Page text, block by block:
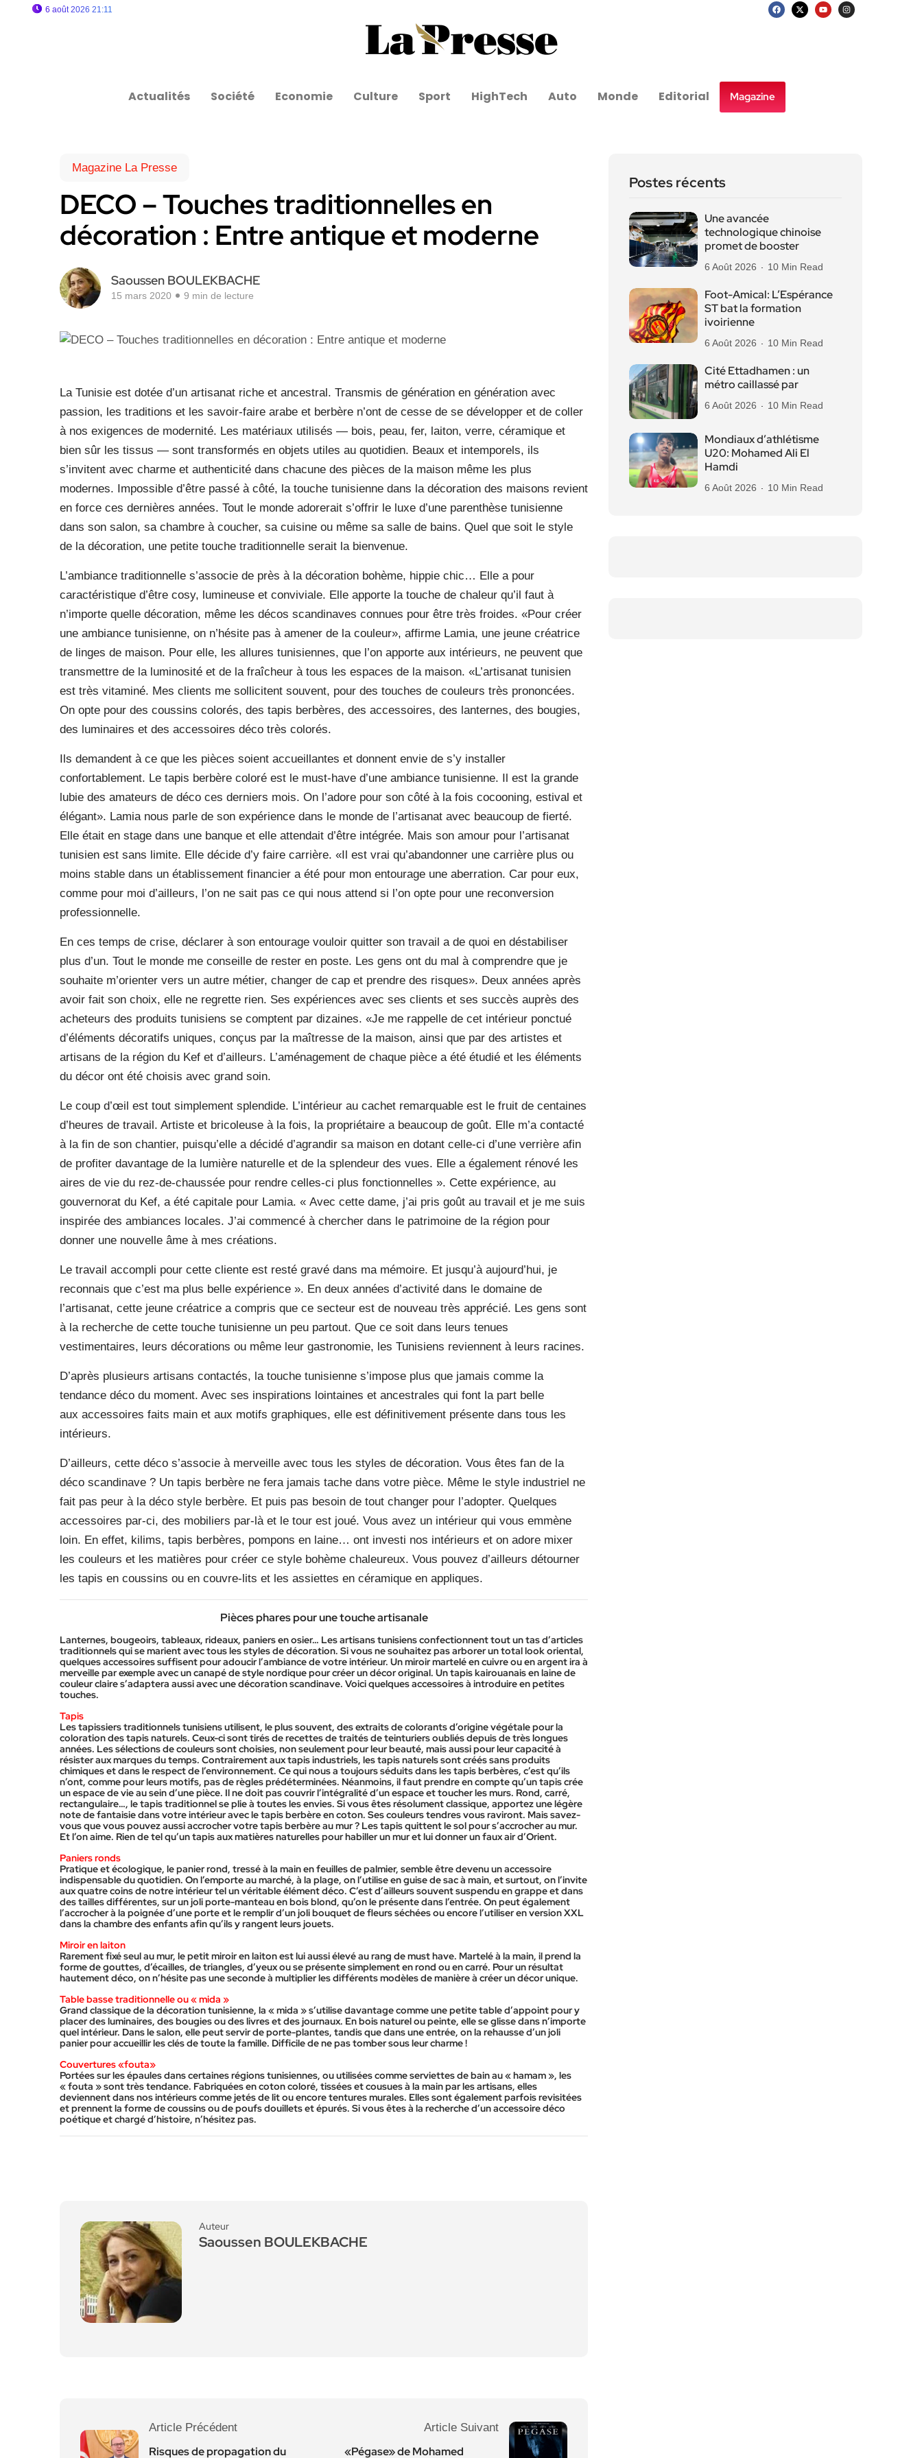
6 août 2026 21:11
Actualités Société Economie Culture Sport HighTech Auto Monde Editorial Magazine
Magazine La Presse
DECO – Touches traditionnelles en
décoration : Entre antique et moderne
Saoussen BOULEKBACHE
15 mars 2020 9 min de lecture
La Tunisie est dotée d’un artisanat riche et ancestral. Transmis de génération en génération avec
passion, les traditions et les savoir-faire arabe et berbère n’ont de cesse de se développer et de coller
à nos exigences de modernité. Les matériaux utilisés — bois, peau, fer, laiton, verre, céramique et
bien sûr les tissus — sont transformés en objets utiles au quotidien. Beaux et intemporels, ils
s’invitent avec charme et authenticité dans chacune des pièces de la maison même les plus
modernes. Impossible d’être passé à côté, la touche tunisienne dans la décoration des maisons revient
en force ces dernières années. Tout le monde adorerait s’offrir le luxe d’une parenthèse tunisienne
dans son salon, sa chambre à coucher, sa cuisine ou même sa salle de bains. Quel que soit le style
de la décoration, une petite touche traditionnelle serait la bienvenue.
L’ambiance traditionnelle s’associe de près à la décoration bohème, hippie chic… Elle a pour
caractéristique d’être cosy, lumineuse et conviviale. Elle apporte la touche de chaleur qu’il faut à
n’importe quelle décoration, même les décos scandinaves connues pour être très froides. «Pour créer
une ambiance tunisienne, on n’hésite pas à amener de la couleur», affirme Lamia, une jeune créatrice
de linges de maison. Pour elle, les allures tunisiennes, que l’on apporte aux intérieurs, ne peuvent que
transmettre de la luminosité et de la fraîcheur à tous les espaces de la maison. «L’artisanat tunisien
est très vitaminé. Mes clients me sollicitent souvent, pour des touches de couleurs très prononcées.
On opte pour des coussins colorés, des tapis berbères, des accessoires, des lanternes, des bougies,
des luminaires et des accessoires déco très colorés.
Ils demandent à ce que les pièces soient accueillantes et donnent envie de s’y installer
confortablement. Le tapis berbère coloré est le must-have d’une ambiance tunisienne. Il est la grande
lubie des amateurs de déco ces derniers mois. On l’adore pour son côté à la fois cocooning, estival et
élégant». Lamia nous parle de son expérience dans le monde de l’artisanat avec beaucoup de fierté.
Elle était en stage dans une banque et elle attendait d’être intégrée. Mais son amour pour l’artisanat
tunisien est sans limite. Elle décide d’y faire carrière. «Il est vrai qu’abandonner une carrière plus ou
moins stable dans un établissement financier a été pour mon entourage une aberration. Car pour eux,
comme pour moi d’ailleurs, l’on ne sait pas ce qui nous attend si l’on opte pour une reconversion
professionnelle.
En ces temps de crise, déclarer à son entourage vouloir quitter son travail a de quoi en déstabiliser
plus d’un. Tout le monde me conseille de rester en poste. Les gens ont du mal à comprendre que je
souhaite m’orienter vers un autre métier, changer de cap et prendre des risques». Deux années après
avoir fait son choix, elle ne regrette rien. Ses expériences avec ses clients et ses succès auprès des
acheteurs des produits tunisiens se comptent par dizaines. «Je me rappelle de cet intérieur ponctué
d’éléments décoratifs uniques, conçus par la maîtresse de la maison, ainsi que par des artistes et
artisans de la région du Kef et d’ailleurs. L’aménagement de chaque pièce a été étudié et les éléments
du décor ont été choisis avec grand soin.
Le coup d’œil est tout simplement splendide. L’intérieur au cachet remarquable est le fruit de centaines
d’heures de travail. Artiste et bricoleuse à la fois, la propriétaire a beaucoup de goût. Elle m’a contacté
à la fin de son chantier, puisqu’elle a décidé d’agrandir sa maison en dotant celle-ci d’une verrière afin
de profiter davantage de la lumière naturelle et de la splendeur des vues. Elle a également rénové les
aires de vie du rez-de-chaussée pour rendre celles-ci plus fonctionnelles ». Cette expérience, au
gouvernorat du Kef, a été capitale pour Lamia. « Avec cette dame, j’ai pris goût au travail et je me suis
inspirée des ambiances locales. J’ai commencé à chercher dans le patrimoine de la région pour
donner une nouvelle âme à mes créations.
Le travail accompli pour cette cliente est resté gravé dans ma mémoire. Et jusqu’à aujourd’hui, je
reconnais que c’est ma plus belle expérience ». En deux années d’activité dans le domaine de
l’artisanat, cette jeune créatrice a compris que ce secteur est de nouveau très apprécié. Les gens sont
à la recherche de cette touche tunisienne un peu partout. Que ce soit dans leurs tenues
vestimentaires, leurs décorations ou même leur gastronomie, les Tunisiens reviennent à leurs racines.
D’après plusieurs artisans contactés, la touche tunisienne s’impose plus que jamais comme la
tendance déco du moment. Avec ses inspirations lointaines et ancestrales qui font la part belle
aux accessoires faits main et aux motifs graphiques, elle est définitivement présente dans tous les
intérieurs.
D’ailleurs, cette déco s’associe à merveille avec tous les styles de décoration. Vous êtes fan de la
déco scandinave ? Un tapis berbère ne fera jamais tache dans votre pièce. Même le style industriel ne
fait pas peur à la déco style berbère. Et puis pas besoin de tout changer pour l’adopter. Quelques
accessoires par-ci, des mobiliers par-là et le tour est joué. Vous avez un intérieur qui vous emmène
loin. En effet, kilims, tapis berbères, pompons en laine… ont investi nos intérieurs et on adore mixer
les couleurs et les matières pour créer ce style bohème chaleureux. Vous pouvez d’ailleurs détourner
les tapis en coussins ou en couvre-lits et les assiettes en céramique en appliques.
Pièces phares pour une touche artisanale
Lanternes, bougeoirs, tableaux, rideaux, paniers en osier… Les artisans tunisiens confectionnent tout un tas d’articles
traditionnels qui se marient avec tous les styles de décoration. Si vous ne souhaitez pas arborer un total look oriental,
quelques accessoires suffisent pour adoucir l’ambiance de votre intérieur. Un miroir martelé en cuivre ou en argent ira à
merveille par exemple avec un canapé de style nordique pour créer un décor original. Un tapis kairouanais en laine de
couleur claire s’adaptera aussi avec une décoration scandinave. Voici quelques accessoires à introduire en petites
touches.
Tapis
Les tapissiers traditionnels tunisiens utilisent, le plus souvent, des extraits de colorants d’origine végétale pour la
coloration des tapis naturels. Ceux-ci sont tirés de recettes de traités de teinturiers oubliés depuis de très longues
années. Les sélections de couleurs sont choisies, non seulement pour leur beauté, mais aussi pour leur capacité à
résister aux marques du temps. Contrairement aux tapis industriels, les tapis naturels sont créés sans produits
chimiques et dans le respect de l’environnement. Ce qui nous a toujours séduits dans les tapis berbères, c’est qu’ils
n’ont, comme pour leurs motifs, pas de règles prédéterminées. Néanmoins, il faut prendre en compte qu’un tapis crée
un espace de vie au sein d’une pièce. Il ne doit pas couvrir l’intégralité d’un espace et toucher les murs. Rond, carré,
rectangulaire…, le tapis traditionnel se plie à toutes les envies. Si vous êtes résolument classique, apportez une légère
note de fantaisie dans votre intérieur avec le tapis berbère en coton. Ses couleurs tendres vous raviront. Mais savez-
vous que vous pouvez aussi accrocher votre tapis berbère au mur ? Les tapis quittent le sol pour s’accrocher au mur.
Et l’on aime. Rien de tel qu’un tapis aux matières naturelles pour habiller un mur et lui donner un faux air d’Orient.
Paniers ronds
Pratique et écologique, le panier rond, tressé à la main en feuilles de palmier, semble être devenu un accessoire
indispensable du quotidien. On l’emporte au marché, à la plage, on l’utilise en guise de sac à main, et surtout, on l’invite
aux quatre coins de notre intérieur tel un véritable élément déco. C’est d’ailleurs souvent suspendu en grappe et dans
des tailles différentes, sur un joli porte-manteau en bois blond, qu’on le présente dans l’entrée. On peut également
l’accrocher à la poignée d’une porte et le remplir d’un joli bouquet de fleurs séchées ou encore l’utiliser en version XXL
dans la chambre des enfants afin qu’ils y rangent leurs jouets.
Miroir en laiton
Rarement fixé seul au mur, le petit miroir en laiton est lui aussi élevé au rang de must have. Martelé à la main, il prend la
forme de gouttes, d’écailles, de triangles, d’yeux ou se présente simplement en rond ou en carré. Pour un résultat
hautement déco, on n’hésite pas une seconde à multiplier les différents modèles de manière à créer un décor unique.
Table basse traditionnelle ou « mida »
Grand classique de la décoration tunisienne, la « mida » s’utilise davantage comme une petite table d’appoint pour y
placer des luminaires, des bougies ou des livres et des journaux. En bois naturel ou peinte, elle se glisse dans n’importe
quel intérieur. Dans le salon, elle peut servir de porte-plantes, tandis que dans une entrée, on la rehausse d’un joli
panier pour accueillir les clés de toute la famille. Difficile de ne pas tomber sous leur charme !
Couvertures «fouta»
Portées sur les épaules dans certaines régions tunisiennes, ou utilisées comme serviettes de bain au « hamam », les
« fouta » sont très tendance. Fabriquées en coton coloré, tissées et cousues à la main par les artisans, elles
deviennent dans nos intérieurs comme jetés de lit ou encore tentures murales. Elles sont également parfois revisitées
et prennent la forme de coussins ou de poufs douillets et épurés. Si vous êtes à la recherche d’un accessoire déco
poétique et chargé d’histoire, n’hésitez pas.
Auteur
Saoussen BOULEKBACHE
Article Précédent
Risques de propagation du
Article Suivant
«Pégase» de Mohamed
Postes récents
Une avancée
technologique chinoise
promet de booster
6 Août 2026 10 Min Read
Foot-Amical: L’Espérance
ST bat la formation
ivoirienne
6 Août 2026 10 Min Read
Cité Ettadhamen : un
métro caillassé par
6 Août 2026 10 Min Read
Mondiaux d’athlétisme
U20: Mohamed Ali El
Hamdi
6 Août 2026 10 Min Read